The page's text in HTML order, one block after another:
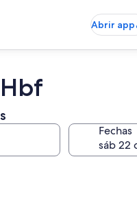
Abrir app
Fechas